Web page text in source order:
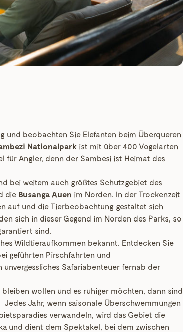
und beobachten Sie Elefanten beim Überqueren
Nationalpark ist mit über 400 Vogelarten
für Angler, denn der Sambesi ist Heimat des
bei weitem auch größtes Schutzgebiet des
die Busanga Auen im Norden. In der Trockenzeit
auf und die Tierbeobachtung gestaltet sich
sich in dieser Gegend im Norden des Parks, so
sind.
Wildtieraufkommen bekannt. Entdecken Sie
geführten Pirschfahrten und
Safariabenteuer fernab der
wollen und es ruhiger möchten, dann sind
Jahr, wenn saisonale Überschwemmungen
verwandeln, wird das Gebiet die
und dient dem Spektakel, bei dem zwischen